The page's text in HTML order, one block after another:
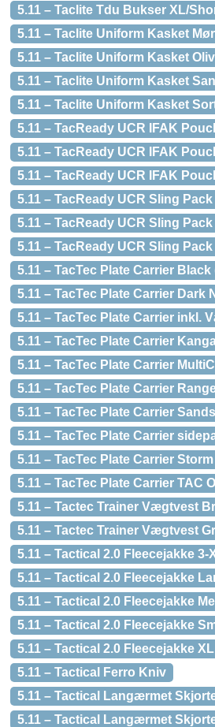
5.11 – Taclite Tdu Bukser XL/
5.11 – Taclite Uniform Kasket
5.11 – Taclite Uniform Kasket
5.11 – Taclite Uniform Kasket
5.11 – Taclite Uniform Kasket
5.11 – TacReady UCR IFAK
5.11 – TacReady UCR IFAK
5.11 – TacReady UCR IFAK
5.11 – TacReady UCR Sling
5.11 – TacReady UCR Sling
5.11 – TacReady UCR Sling
5.11 – TacTec Plate Carrier Black
5.11 – TacTec Plate Carrier Dark
5.11 – TacTec Plate Carrier inkl.
5.11 – TacTec Plate Carrier
5.11 – TacTec Plate Carrier
5.11 – TacTec Plate Carrier
5.11 – TacTec Plate Carrier
5.11 – TacTec Plate Carrier
5.11 – TacTec Plate Carrier Storm
5.11 – TacTec Plate Carrier TAC
5.11 – Tactec Trainer Vægtvest
5.11 – Tactec Trainer Vægtvest
5.11 – Tactical 2.0 Fleecejakke 3-
5.11 – Tactical 2.0 Fleecejakke
5.11 – Tactical 2.0 Fleecejakke
5.11 – Tactical 2.0 Fleecejakke
5.11 – Tactical 2.0 Fleecejakke
5.11 – Tactical Ferro Kniv
5.11 – Tactical Langærmet
5.11 – Tactical Langærmet